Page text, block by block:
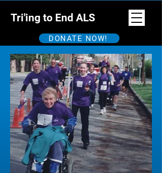
Tri'ing to End ALS
DONATE NOW!